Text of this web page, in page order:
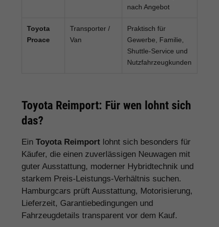
nach Angebot
Toyota
Proace
Transporter /
Van
Praktisch für
Gewerbe, Familie,
Shuttle-Service und
Nutzfahrzeugkunden
Toyota Reimport: Für wen lohnt sich
das?
Ein Toyota Reimport lohnt sich besonders für
Käufer, die einen zuverlässigen Neuwagen mit
guter Ausstattung, moderner Hybridtechnik und
starkem Preis-Leistungs-Verhältnis suchen.
Hamburgcars prüft Ausstattung, Motorisierung,
Lieferzeit, Garantiebedingungen und
Fahrzeugdetails transparent vor dem Kauf.